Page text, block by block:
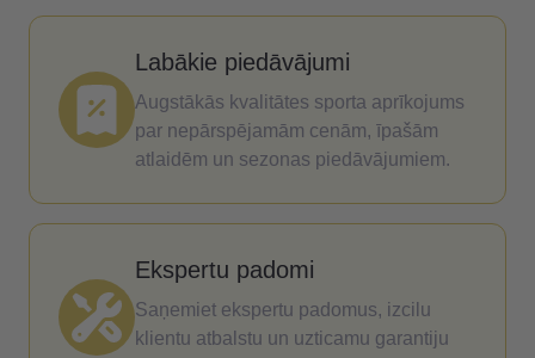
Labākie piedāvājumi
Augstākās kvalitātes sporta aprīkojums
par nepārspējamām cenām, īpašām
atlaidēm un sezonas piedāvājumiem.
Ekspertu padomi
Saņemiet ekspertu padomus, izcilu
klientu atbalstu un uzticamu garantiju